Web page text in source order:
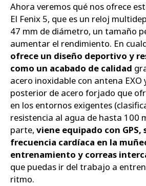
Ahora veremos qué nos ofrece
El Fenix 5, que es un reloj
47 mm de diámetro, un tamaño
aumentar el rendimiento. En
ofrece un diseño deportivo y
como un acabado de calidad
acero inoxidable con antena EXO
posterior de acero forjado que
en los entornos exigentes
resistencia al agua de hasta 100
parte, viene equipado con GPS,
frecuencia cardíaca en la
entrenamiento y correas
que puedas ir del trabajo a
ritmo.